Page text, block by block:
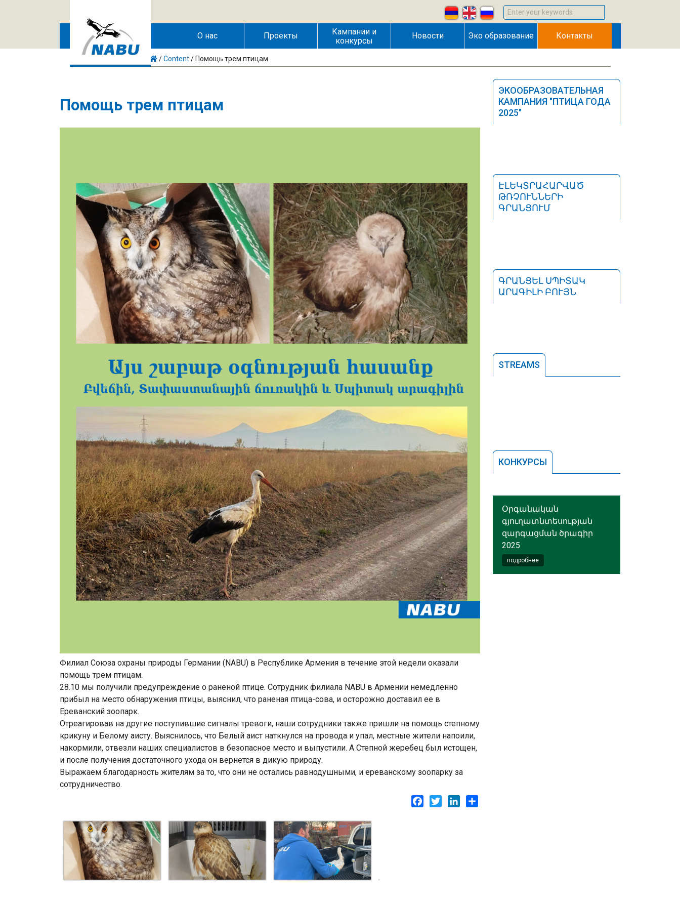
Enter your keywords
О нас Проекты
Кампании и
конкурсы
Новости Эко образование Контакты
/Content/ Помощь трем птицам
Помощь трем птицам
Филиал Союза охраны природы Германии (NABU) в Республике Армения в течение этой недели оказали
помощь трем птицам.
28.10 мы получили предупреждение о раненой птице. Сотрудник филиала NABU в Армении немедленно
прибыл на место обнаружения птицы, выяснил, что раненая птица-сова, и осторожно доставил ее в
Ереванский зоопарк.
Отреагировав на другие поступившие сигналы тревоги, наши сотрудники также пришли на помощь степному
крикуну и Белому аисту. Выяснилось, что Белый аист наткнулся на провода и упал, местные жители напоили,
накормили, отвезли наших специалистов в безопасное место и выпустили. А Степной жеребец был истощен,
и после получения достаточного ухода он вернется в дикую природу.
Выражаем благодарность жителям за то, что они не остались равнодушными, и ереванскому зоопарку за
сотрудничество.
Facebook
Twitter LinkedIn
ЭКООБРАЗОВАТЕЛЬНАЯ
КАМПАНИЯ "ПТИЦА ГОДА
2025"
ԷԼԵԿՏՐԱՀԱՐՎԱԾ
ԹՌՉՈՒՆՆԵՐԻ
ԳՐԱՆՑՈՒՄ
ԳՐԱՆՑԵԼ ՍՊԻՏԱԿ
ԱՐԱԳԻԼԻ ԲՈՒՅՆ
STREAMS
КОНКУРСЫ
Օրգանական
գյուղատնտեսության
զարգացման ծրագիր
2025
подробнее